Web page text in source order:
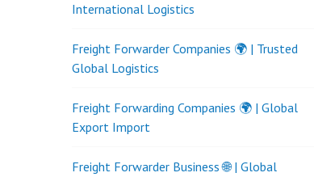
International Logistics
Freight Forwarder Companies 🌍 | Trusted
Global Logistics
Freight Forwarding Companies 🌍 | Global
Export Import
Freight Forwarder Business 🌐 | Global